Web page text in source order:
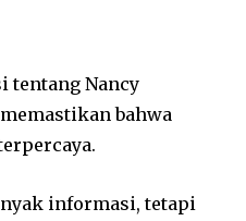
tentang Nancy
bahwa
informasi, tetapi